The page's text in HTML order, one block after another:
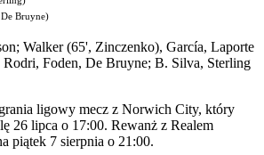
De Bruyne)
Walker (65', Zinczenko), García, Laporte
Rodri, Foden, De Bruyne; B. Silva, Sterling
ligowy mecz z Norwich City, który
26 lipca o 17:00. Rewanż z Realem
piątek 7 sierpnia o 21:00.